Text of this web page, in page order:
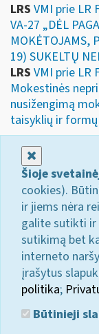
LRS VMI prie LR
VA-27 „DĖL
MOKĖTOJAMS,
19) SUKELTŲ
LRS VMI prie LR
Mokestinės
nusižengimą
taisyklių ir
Šioje
cookies).
ir jiems nėra
galite sutikti ir
sutikimą bet
interneto
įrašytus
politika;
Būtinieji